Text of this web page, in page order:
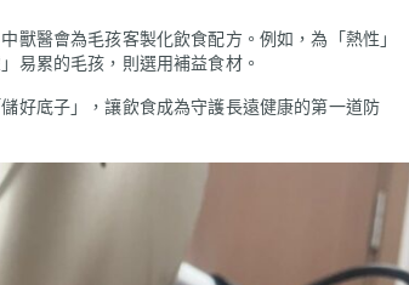
醫會為毛孩客製化飲食配方。例如，為「熱性」
易累的毛孩，則選用補益食材。
好底子」，讓飲食成為守護長遠健康的第一道防